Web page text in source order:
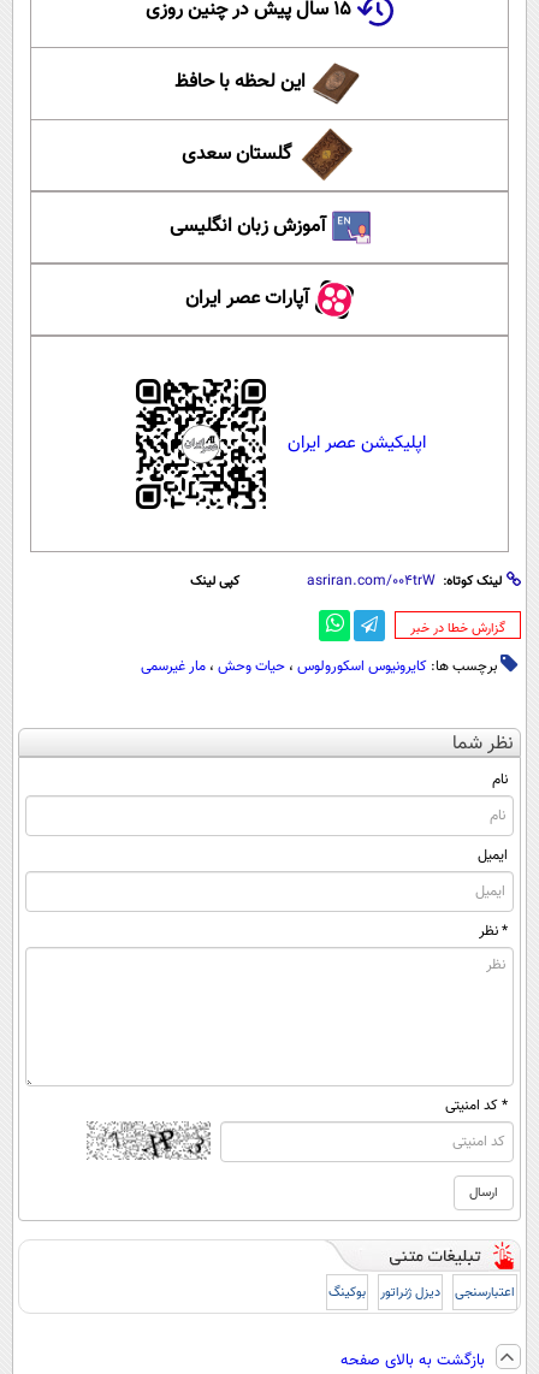
۱۵ سال پیش در چنین روزی
این لحظه با حافظ
گلستان سعدی
آموزش زبان انگلیسی
آپارات عصر ایران
اپلیکیشن عصر ایران
لینک کوتاه: کپی لینک
‌گزارش خطا در خبر
برچسب ها: کایرونیوس اسکورولوس ، حیات وحش ، مار غیرسمی
نظر شما
نام
ایمیل
* نظر
* کد امنیتی
اعتبارسنجی دیزل ژنراتور بوکینگ
بازگشت به بالای صفحه